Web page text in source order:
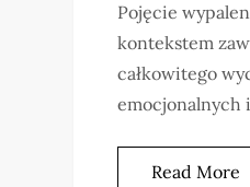
Pojęcie
kontekstem
całkowitego
Read More